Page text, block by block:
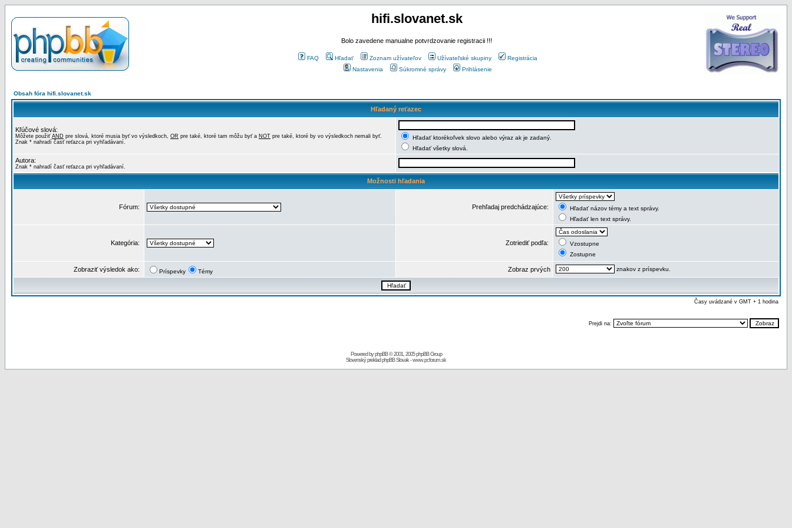
hifi.slovanet.sk
Bolo zavedene manualne potvrdzovanie registracii !!!
FAQ Hľadať Zoznam užívateľov Užívateľské skupiny
Registrácia
Nastavenia
Súkromné správy Prihlásenie
Obsah fóra hifi.slovanet.sk
Hľadaný reťazec
Kľúčové slová:
Môžete použiť AND pre slová, ktoré musia byť vo výsledkoch, OR pre také, ktoré tam môžu byť a NOT pre také, ktoré by vo výsledkoch nemali byť.
Znak * nahradí časť reťazca pri vyhľadávaní.
Hľadať ktorékoľvek slovo alebo výraz ak je zadaný.
Hľadať všetky slová.
Autora:
Znak * nahradí časť reťazca pri vyhľadávaní.
Možnosti hľadania
Fórum: Prehľadaj predchádzajúce:
Hľadať názov témy a text správy.
Hľadať len text správy.
Kategória: Zotriediť podľa:
Vzostupne
Zostupne
Zobraziť výsledok ako: Príspevky Témy Zobraz prvých znakov z príspevku.
Časy uvádzané v GMT + 1 hodina
Prejdi na:
Powered byphpBB© 2001, 2005 phpBB Group
Slovenský preklad phpBB Slovak-www.pcforum.sk